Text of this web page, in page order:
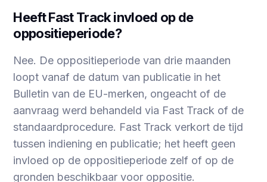
Heeft Fast Track invloed op de
oppositieperiode?
Nee. De oppositieperiode van drie maanden
loopt vanaf de datum van publicatie in het
Bulletin van de EU-merken, ongeacht of de
aanvraag werd behandeld via Fast Track of de
standaardprocedure. Fast Track verkort de tijd
tussen indiening en publicatie; het heeft geen
invloed op de oppositieperiode zelf of op de
gronden beschikbaar voor oppositie.